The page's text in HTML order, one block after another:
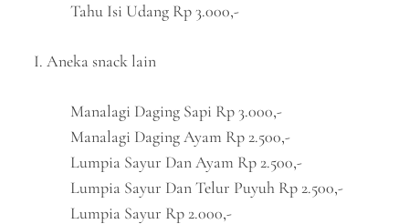
Tahu Isi Udang Rp 3.000,-
I. Aneka snack lain
Manalagi Daging Sapi Rp 3.000,-
Manalagi Daging Ayam Rp 2.500,-
Lumpia Sayur Dan Ayam Rp 2.500,-
Lumpia Sayur Dan Telur Puyuh Rp 2.500,-
Lumpia Sayur Rp 2.000,-